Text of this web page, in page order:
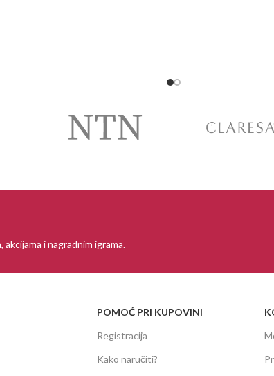
i nagradnim igrama.
POMOĆ PRI KUPOVINI
Registracija
Kako naručiti?